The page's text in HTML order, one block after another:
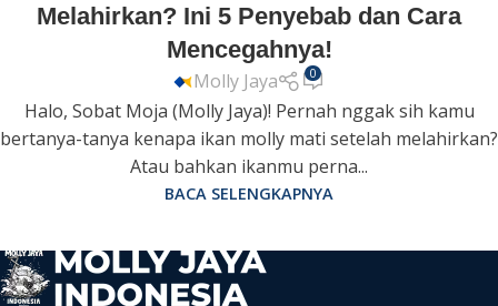
Melahirkan? Ini 5 Penyebab dan Cara
Mencegahnya!
Molly Jaya 0
Halo, Sobat Moja (Molly Jaya)! Pernah nggak sih kamu
bertanya-tanya kenapa ikan molly mati setelah melahirkan?
Atau bahkan ikanmu perna...
BACA SELENGKAPNYA